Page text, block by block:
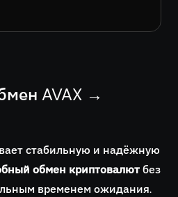
AVAX →
стабильную и надёжную
обмен криптовалютбез
временем ожидания.